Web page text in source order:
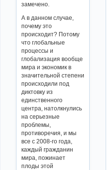
замечено.
А в данном случае,
почему это
происходит? Потому
что глобальные
процессы и
глобализация вообще
мира и экономик в
значительной степени
происходили под
диктовку из
единственного
центра, натолкнулись
на серьезные
проблемы,
противоречия, и мы
все с 2008-го года,
каждый гражданин
мира, пожинает
плоды этой